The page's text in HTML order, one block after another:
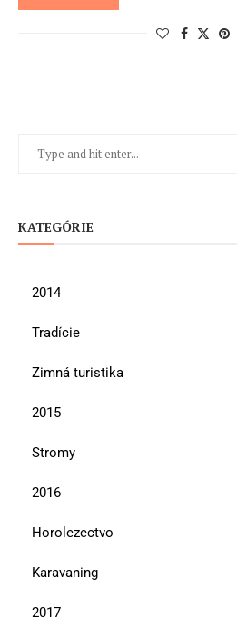
KATEGÓRIE
2014
Tradície
Zimná turistika
2015
Stromy
2016
Horolezectvo
Karavaning
2017